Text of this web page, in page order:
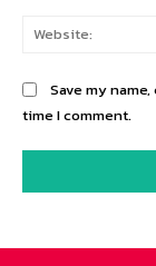
Save my
time I comment.